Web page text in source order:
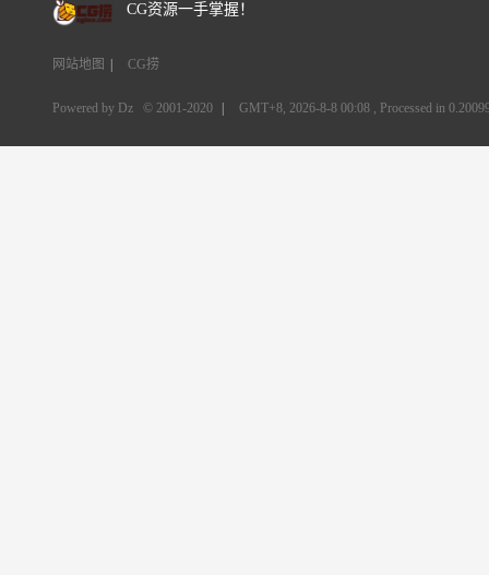
CG资源一手掌握！
网站地图 CG捞
Powered by Dz © 2001-2020 GMT+8, 2026-8-8 00:08 , Processed in